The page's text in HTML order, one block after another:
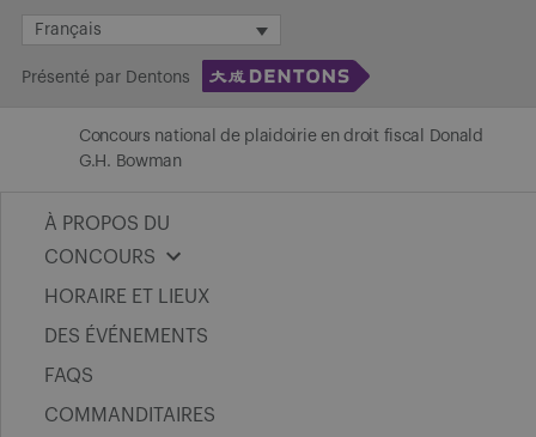
SkipFrançais
Présenté par Dentons
Concours national de plaidoirie en droit fiscal Donald
G.H. Bowman
À PROPOS DU
CONCOURS
HORAIRE ET LIEUX
DES ÉVÉNEMENTS
FAQS
COMMANDITAIRES